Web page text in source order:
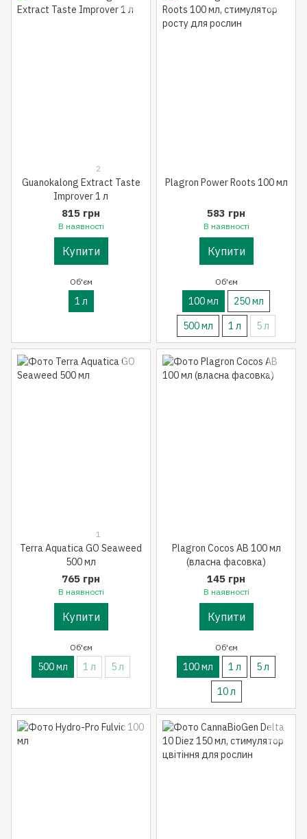
2
Guanokalong Extract Taste
Improver 1 л
815 грн
В наявності
Купити
Об'єм
1 л
Plagron Power Roots 100 мл
583 грн
В наявності
Купити
Об'єм
100 мл
250 мл
500 мл
1 л 5 л
1
Terra Aquatica GO Seaweed
500 мл
765 грн
В наявності
Купити
Об'єм
500 мл 1 л 5 л
Plagron Cocos AB 100 мл
(власна фасовка)
145 грн
В наявності
Купити
Об'єм
100 мл 1 л
5 л
10 л